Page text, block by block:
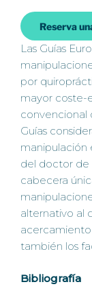
Reserva
Las Guías
por
mayor coste-
convencional
Guías
manipulación
del doctor de
cabecera
alternativo al
también los
Bibliografía